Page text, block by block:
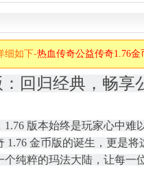
细如下-热血传奇​公益传奇1.76金
回归经典，畅享
版本始终是玩家心中难
1.76 金币版的诞生，更是
纯粹的玛法大陆，让每一